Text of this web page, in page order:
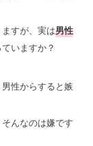
ますが、実は男性
いますか？
男性からすると嫉
んなのは嫌です